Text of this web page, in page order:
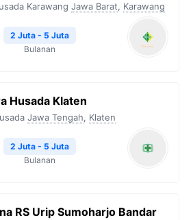
Karawang Jawa Barat, Karawang
2 Juta - 5 Juta
Bulanan
Husada Klaten
Jawa Tengah, Klaten
2 Juta - 5 Juta
Bulanan
RS Urip Sumoharjo Bandar